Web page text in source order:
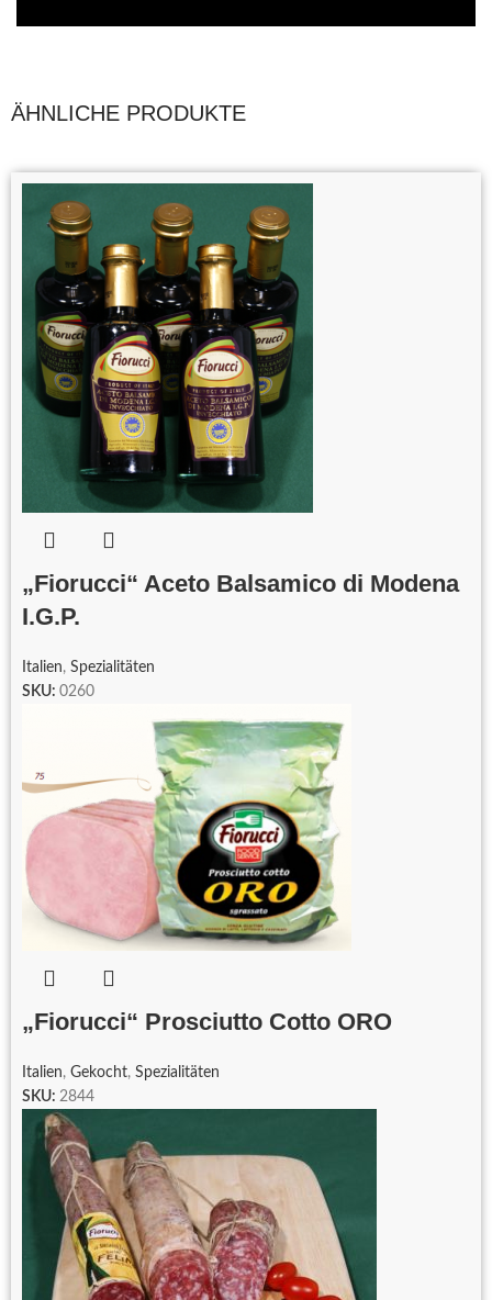
ÄHNLICHE PRODUKTE
„Fiorucci“ Aceto Balsamico di Modena
I.G.P.
Italien, Spezialitäten
SKU: 0260
„Fiorucci“ Prosciutto Cotto ORO
Italien, Gekocht, Spezialitäten
SKU: 2844